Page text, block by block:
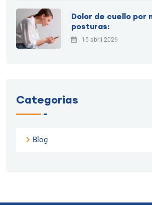
Dolor de cuello por
posturas:
15 abril 2026
Categorias
Blog